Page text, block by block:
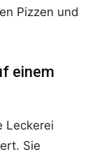
Pizzen und
einem
Leckerei
Sie